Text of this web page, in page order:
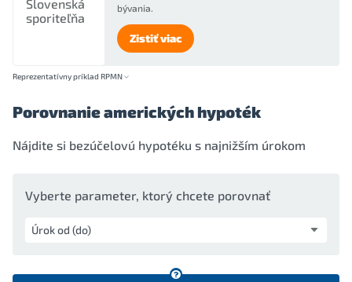
bývania.
Zistiť viac
Reprezentatívny príklad RPMN
Porovnanie amerických hypoték
Nájdite si bezúčelovú hypotéku s najnižším úrokom
Vyberte parameter, ktorý chcete porovnať